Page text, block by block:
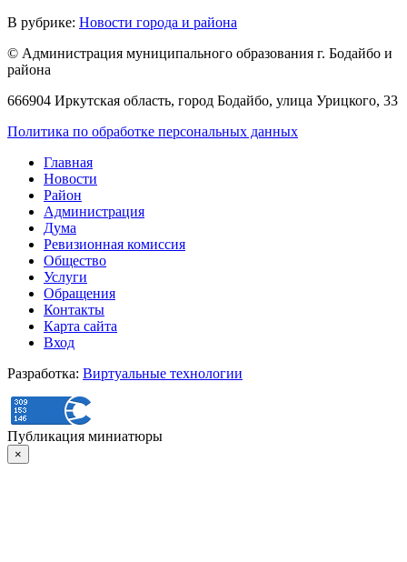
В рубрике: Новости города и района
© Администрация муниципального образования г. Бодайбо и
района
666904 Иркутская область, город Бодайбо, улица Урицкого, 33
Политика по обработке персональных данных
Главная
Новости
Район
Администрация
Дума
Ревизионная комиссия
Общество
Услуги
Обращения
Контакты
Карта сайта
Вход
Разработка: Виртуальные технологии
Публикация миниатюры
×